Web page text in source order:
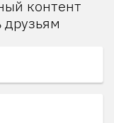
контент